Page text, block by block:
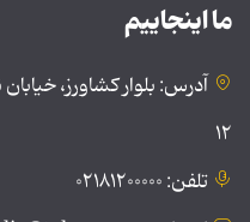
ما اینجاییم
آدرس: بلوار کشاورز،
۱۲
تلفن: ۰۲۱۸۱۲۰۰۰۰۰